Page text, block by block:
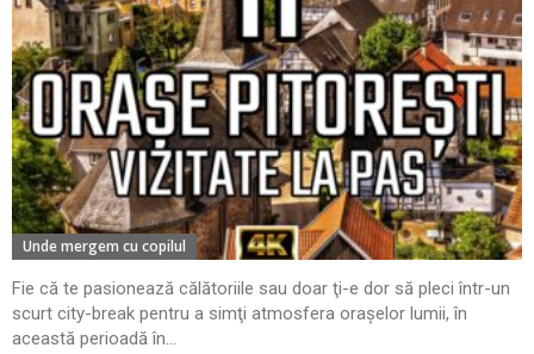
Unde mergem cu copilul
Fie că te pasionează călătoriile sau doar ţi-e dor să pleci într-un
scurt city-break pentru a simţi atmosfera oraşelor lumii, în
această perioadă în...